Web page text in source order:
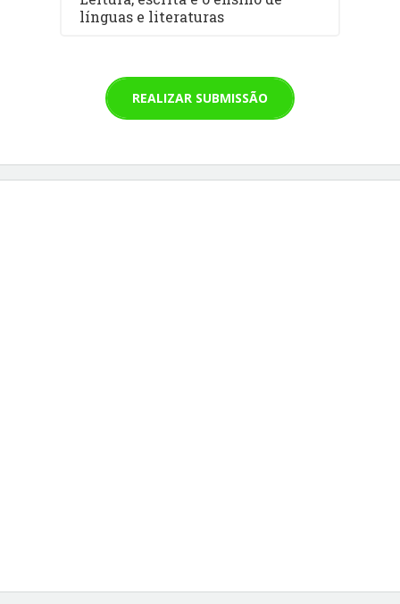
línguas e literaturas
REALIZAR SUBMISSÃO